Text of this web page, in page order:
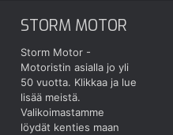
STORM MOTOR
Storm Motor -
Motoristin asialla jo yli
50 vuotta. Klikkaa ja lue
lisää meistä.
Valikoimastamme
löydät kenties maan